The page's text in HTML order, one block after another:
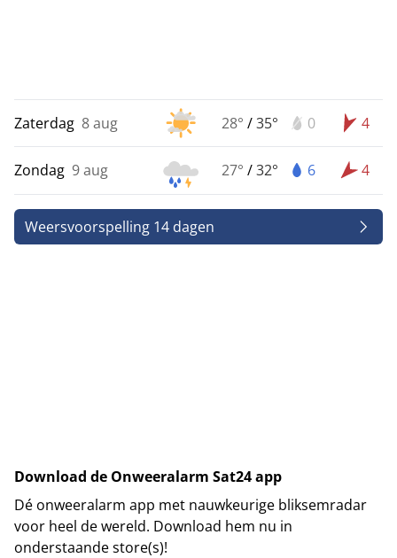
Zaterdag 8 aug 28° /35° 0 4
Zondag 9 aug 27° /32° 6 4
Weersvoorspelling 14 dagen
Download de Onweeralarm Sat24 app
Dé onweeralarm app met nauwkeurige bliksemradar
voor heel de wereld. Download hem nu in
onderstaande store(s)!